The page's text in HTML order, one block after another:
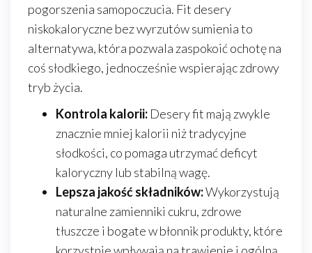
pogorszenia samopoczucia. Fit desery
niskokaloryczne bez wyrzutów sumienia to
alternatywa, która pozwala zaspokoić ochotę na
coś słodkiego, jednocześnie wspierając zdrowy
tryb życia.
Kontrola kalorii: Desery fit mają zwykle
znacznie mniej kalorii niż tradycyjne
słodkości, co pomaga utrzymać deficyt
kaloryczny lub stabilną wagę.
Lepsza jakość składników:Wykorzystują
naturalne zamienniki cukru, zdrowe
tłuszcze i bogate w błonnik produkty, które